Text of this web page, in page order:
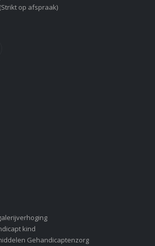
op afspraak)
kind
Gehandicaptenzorg